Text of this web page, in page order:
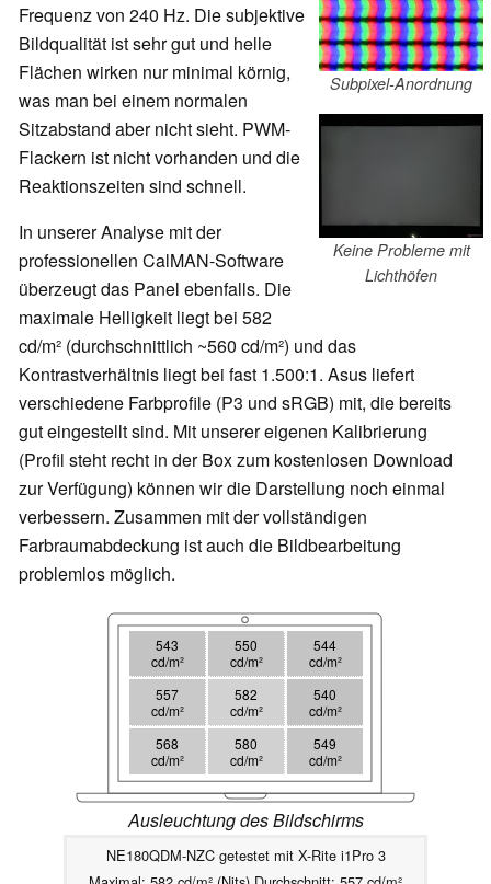
Subpixel-Anordnung
Keine Probleme mit
Lichthöfen
Frequenz von 240 Hz. Die subjektive
Bildqualität ist sehr gut und helle
Flächen wirken nur minimal körnig,
was man bei einem normalen
Sitzabstand aber nicht sieht. PWM-
Flackern ist nicht vorhanden und die
Reaktionszeiten sind schnell.
In unserer Analyse mit der
professionellen CalMAN-Software
überzeugt das Panel ebenfalls. Die
maximale Helligkeit liegt bei 582
cd/m² (durchschnittlich ~560 cd/m²) und das
Kontrastverhältnis liegt bei fast 1.500:1. Asus liefert
verschiedene Farbprofile (P3 und sRGB) mit, die bereits
gut eingestellt sind. Mit unserer eigenen Kalibrierung
(Profil steht recht in der Box zum kostenlosen Download
zur Verfügung) können wir die Darstellung noch einmal
verbessern. Zusammen mit der vollständigen
Farbraumabdeckung ist auch die Bildbearbeitung
problemlos möglich.
543
cd/m²
550
cd/m²
544
cd/m²
557
cd/m²
582
cd/m²
540
cd/m²
568
cd/m²
580
cd/m²
549
cd/m²
Ausleuchtung des Bildschirms
NE180QDM-NZC getestet mit X-Rite i1Pro 3